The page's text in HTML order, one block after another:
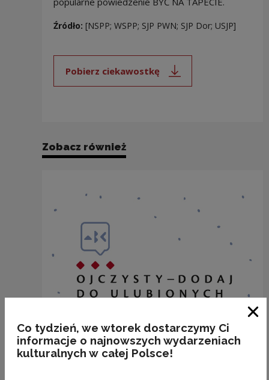
Źródło: [NSPP; WSPP; SJP PWN; SJP Dor; USJP]
Pobierz ciekawostkę
Uwaga, link zostanie otwarty
Zobacz również
Co tydzień, we wtorek dostarczymy Ci
informacje o najnowszych wydarzeniach
kulturalnych w całej Polsce!